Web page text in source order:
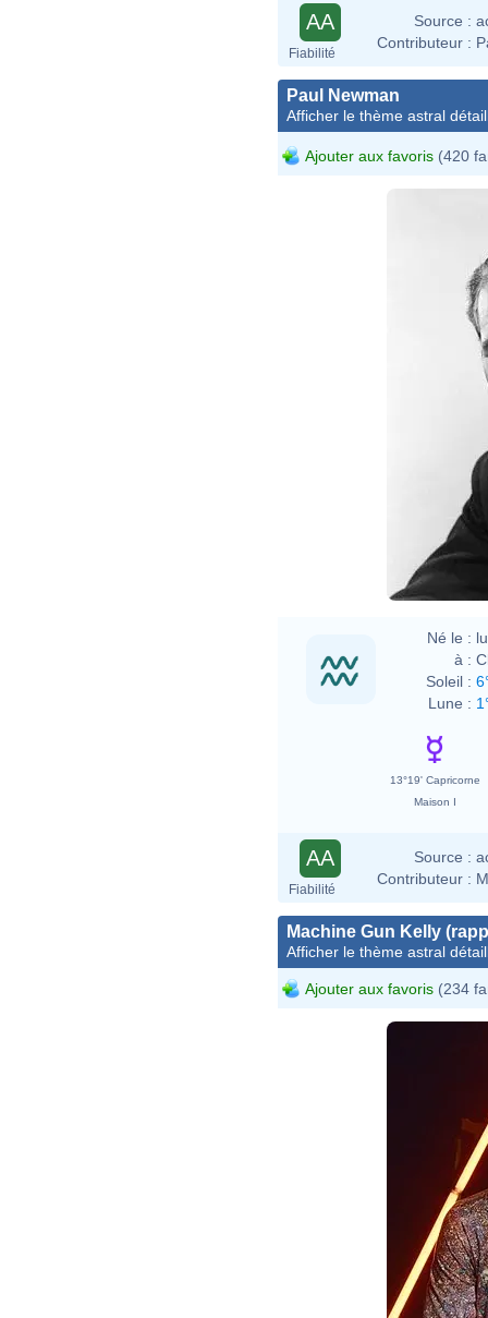
AA
Fiabilité
Source :
Contributeur :
Paul Newman
Afficher le thème astral
Ajouter aux favoris (420
Né le :
à :
Soleil :
Lune :
13°19' Capricorne
Maison I
AA
Fiabilité
Source :
Contributeur :
Machine Gun Kelly
Afficher le thème astral
Ajouter aux favoris (234